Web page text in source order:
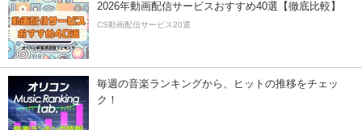
2026年動画配信サービスおすすめ40選【徹底比較】
CS動画配信サービス20選
毎週の音楽ランキングから、ヒットの推移をチェッ
ク！